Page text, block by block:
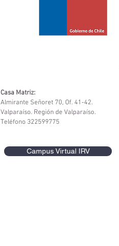
Casa Matriz:
Almirante Señoret 70, Of. 41-42.
Valparaíso. Región de Valparaíso.
Teléfono 322599775
Campus Virtual IRV